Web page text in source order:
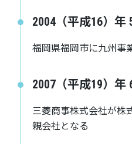
2004（平成16）年
福岡県福岡市に九州事
2007（平成19）年
三菱商事株式会社が株
親会社となる